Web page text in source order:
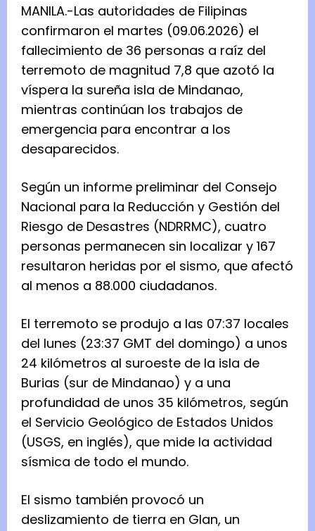
MANILA.-Las autoridades de Filipinas
confirmaron el martes (09.06.2026) el
fallecimiento de 36 personas a raíz del
terremoto de magnitud 7,8 que azotó la
víspera la sureña isla de Mindanao,
mientras continúan los trabajos de
emergencia para encontrar a los
desaparecidos.
Según un informe preliminar del Consejo
Nacional para la Reducción y Gestión del
Riesgo de Desastres (NDRRMC), cuatro
personas permanecen sin localizar y 167
resultaron heridas por el sismo, que afectó
al menos a 88.000 ciudadanos.
El terremoto se produjo a las 07:37 locales
del lunes (23:37 GMT del domingo) a unos
24 kilómetros al suroeste de la isla de
Burias (sur de Mindanao) y a una
profundidad de unos 35 kilómetros, según
el Servicio Geológico de Estados Unidos
(USGS, en inglés), que mide la actividad
sísmica de todo el mundo.
El sismo también provocó un
deslizamiento de tierra en Glan, un